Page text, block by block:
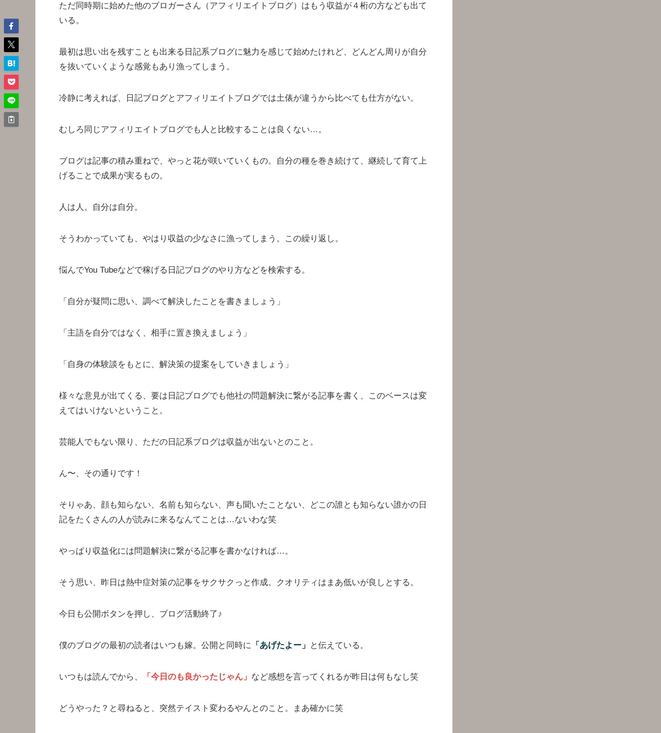
ただ同時期に始めた他のブロガーさん（アフィリエイトブログ）はもう収益が４桁の方なども出て
いる。
最初は思い出を残すことも出来る日記系ブログに魅力を感じて始めたけれど、どんどん周りが自分
を抜いていくような感覚もあり漁ってしまう。
冷静に考えれば、日記ブログとアフィリエイトブログでは土俵が違うから比べても仕方がない。
むしろ同じアフィリエイトブログでも人と比較することは良くない…。
ブログは記事の積み重ねで、やっと花が咲いていくもの。自分の種を巻き続けて、継続して育て上
げることで成果が実るもの。
人は人。自分は自分。
そうわかっていても、やはり収益の少なさに漁ってしまう。この繰り返し。
悩んでYou Tubeなどで稼げる日記ブログのやり方などを検索する。
「自分が疑問に思い、調べて解決したことを書きましょう」
「主語を自分ではなく、相手に置き換えましょう」
「自身の体験談をもとに、解決策の提案をしていきましょう」
様々な意見が出てくる、要は日記ブログでも他社の問題解決に繋がる記事を書く、このベースは変
えてはいけないということ。
芸能人でもない限り、ただの日記系ブログは収益が出ないとのこと。
ん〜、その通りです！
そりゃあ、顔も知らない、名前も知らない、声も聞いたことない、どこの誰とも知らない誰かの日
記をたくさんの人が読みに来るなんてことは…ないわな笑
やっぱり収益化には問題解決に繋がる記事を書かなければ…。
そう思い、昨日は熱中症対策の記事をサクサクっと作成。クオリティはまあ低いが良しとする。
今日も公開ボタンを押し、ブログ活動終了♪
僕のブログの最初の読者はいつも嫁。公開と同時に 「あげたよー」 と伝えている。
いつもは読んでから、 「今日のも良かったじゃん」 など感想を言ってくれるが昨日は何もなし笑
どうやった？と尋ねると、突然テイスト変わるやんとのこと。まあ確かに笑